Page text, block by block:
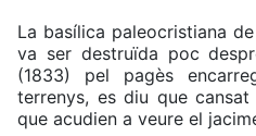
La basílica paleocristiana de
va ser destruïda poc
(1833) pel pagès
terrenys, es diu que
que acudien a veure el